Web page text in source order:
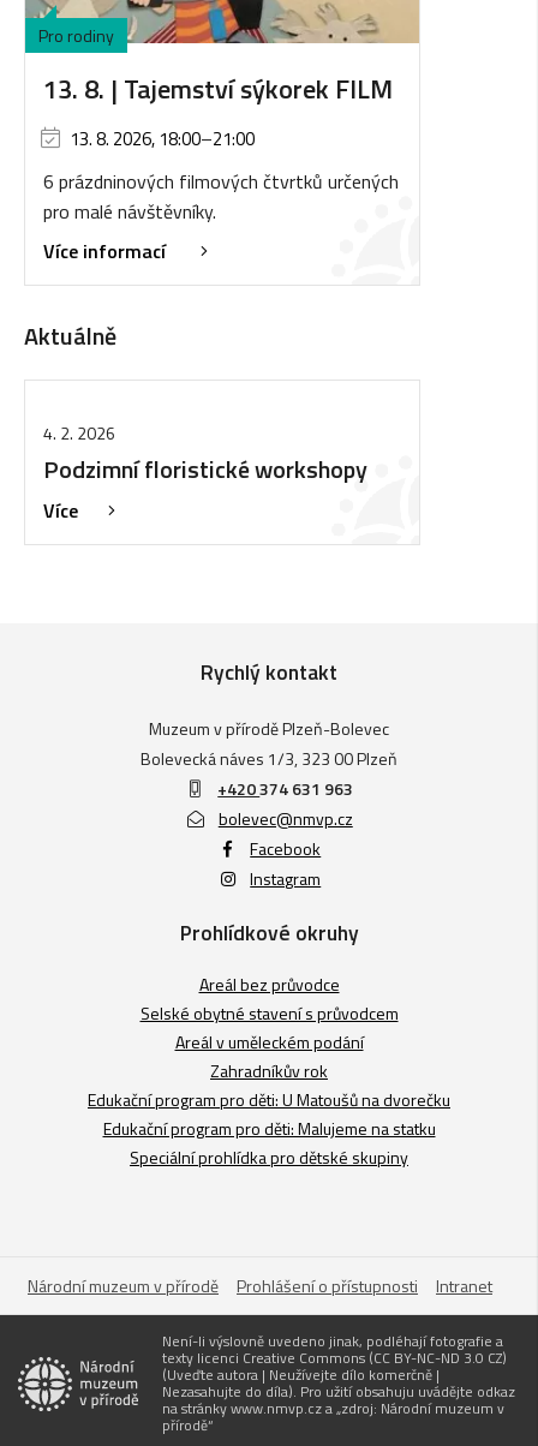
Pro rodiny
13. 8. | Tajemství sýkorek FILM
13. 8. 2026, 18:00–21:00
6 prázdninových filmových čtvrtků určených
pro malé návštěvníky.
Více informací
Aktuálně
4. 2. 2026
Podzimní floristické workshopy
Více
Rychlý kontakt
Muzeum v přírodě Plzeň-Bolevec
Bolevecká náves 1/3, 323 00 Plzeň
+420374 631 963
bolevec@nmvp.cz
Facebook
Instagram
Prohlídkové okruhy
Areál bez průvodce
Selské obytné stavení s průvodcem
Areál v uměleckém podání
Zahradníkův rok
Edukační program pro děti: U Matoušů na dvorečku
Edukační program pro děti: Malujeme na statku
Speciální prohlídka pro dětské skupiny
Národní muzeum v přírodě Prohlášení o přístupnosti Intranet
Není-li výslovně uvedeno jinak, podléhají fotografie a
texty licenci Creative Commons (CC BY-NC-ND 3.0 CZ)
(Uveďte autora | Neužívejte dílo komerčně |
Nezasahujte do díla). Pro užití obsahuju uvádějte odkaz
na stránky www.nmvp.cz a „zdroj: Národní muzeum v
přírodě“